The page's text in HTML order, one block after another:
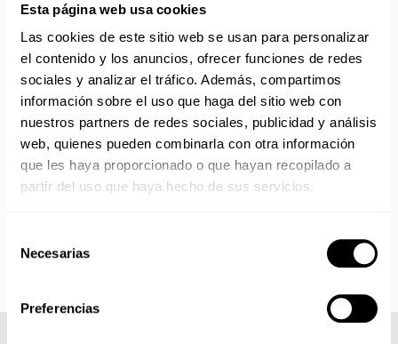
Esta página web usa cookies
Las cookies de este sitio web se usan para personalizar
el contenido y los anuncios, ofrecer funciones de redes
sociales y analizar el tráfico. Además, compartimos
información sobre el uso que haga del sitio web con
nuestros partners de redes sociales, publicidad y análisis
web, quienes pueden combinarla con otra información
que les haya proporcionado o que hayan recopilado a
partir del uso que haya hecho de sus servicios.
Necesarias
Preferencias
No realizamos envíos del 10 al 21 de agosto.
Reanudamos envíos el día 24 de agosto para productos
con disponibilidad 24/48 horas.
Si adquieres productos con distinto plazo de entrega, el
pedido se envía cuando está completo.
Los productos sin disponibilidad 24 horas serán servidos a
partir de la fecha indicada en cada producto según fábrica.
IMPORTANTE PERSONALIZACIONES: EL taller de
bordados y estampados está cerrado en agosto. Se